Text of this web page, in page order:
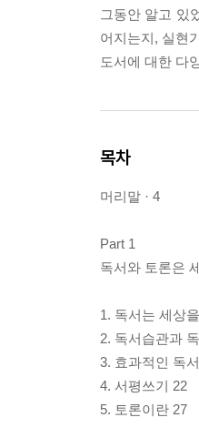
그동안 알고 있
어지는지, 실현
도서에 대한 다
목차
머리말 · 4
Part 1
독서와 토론은
1. 독서는 세상
2. 독서습관과
3. 효과적인 독
4. 서평쓰기 22
5. 토론이란 27